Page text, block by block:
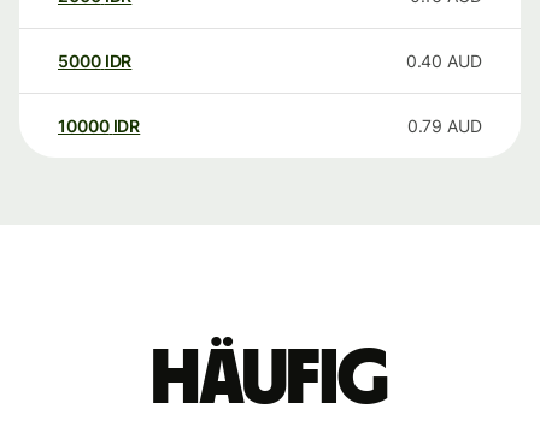
5000 IDR 0.40 AUD
10000 IDR 0.79 AUD
Häufig